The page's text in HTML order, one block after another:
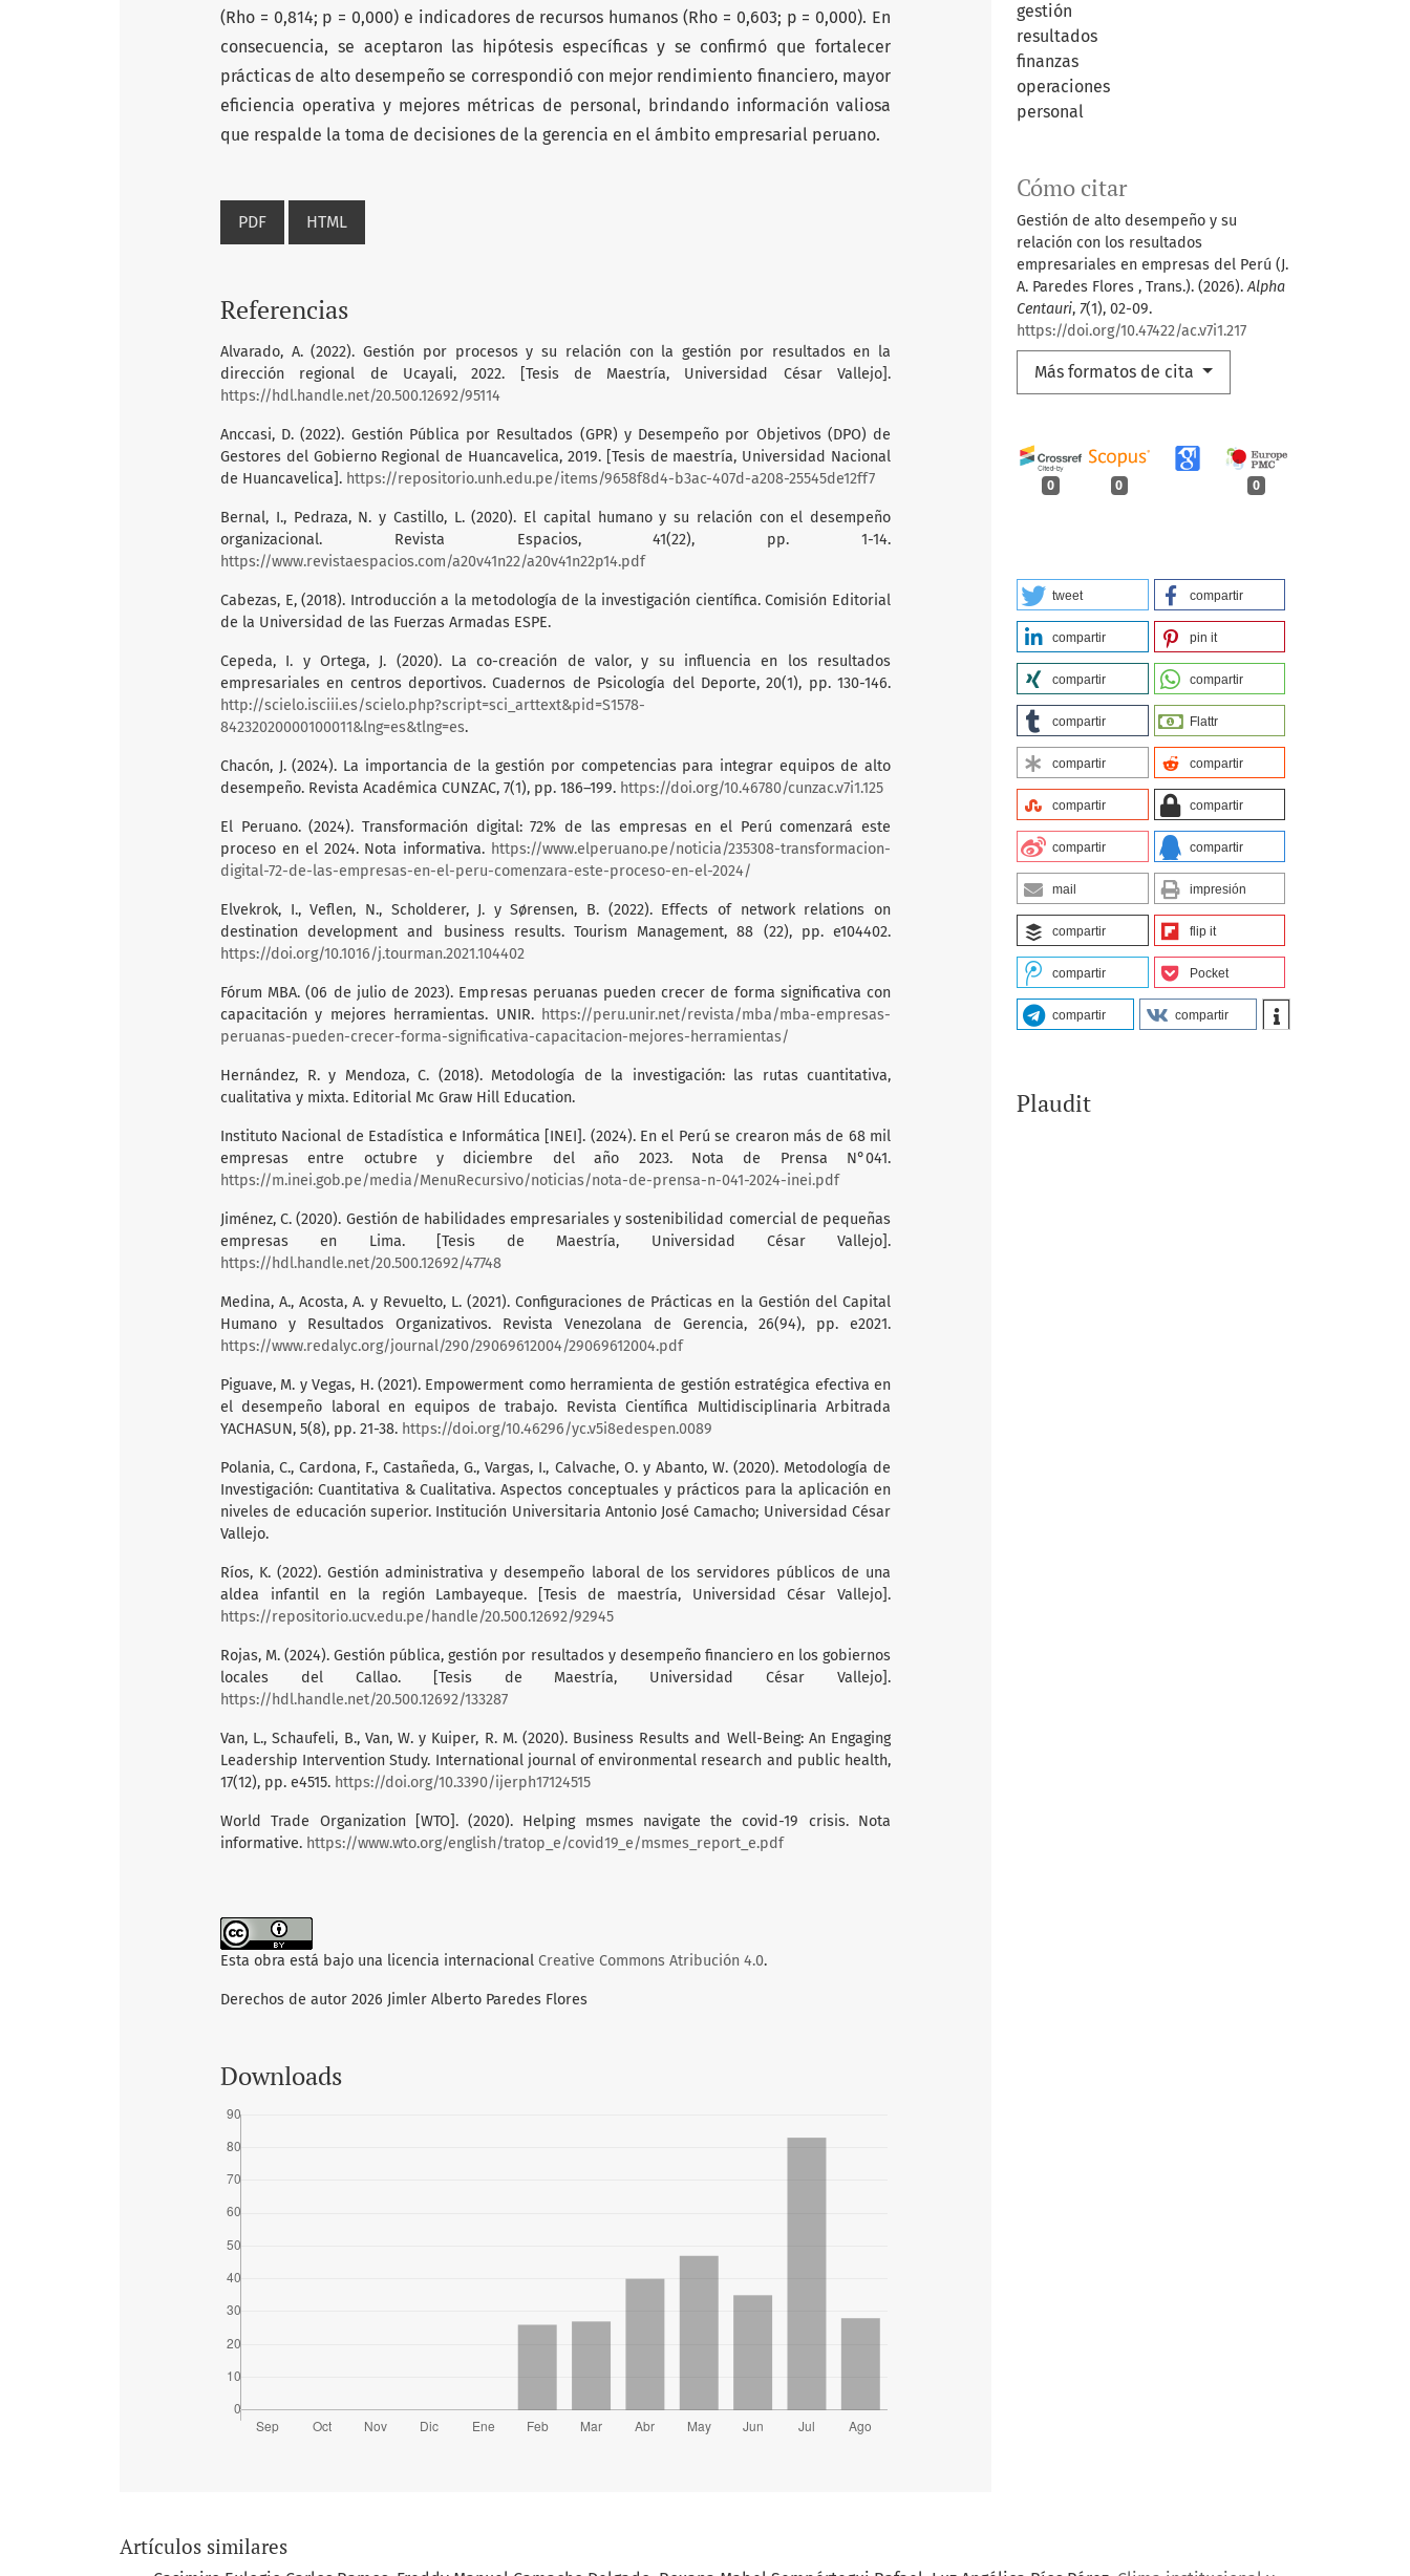
gestión
resultados
finanzas
operaciones
personal
Cómo citar
Gestión de alto desempeño y su
relación con los resultados
empresariales en empresas del Perú (J.
A. Paredes Flores , Trans.). (2026).Alpha
Centauri, 7(1), 02-09.
https://doi.org/10.47422/ac.v7i1.217
Más formatos de cita
0 0 0
tweet compartir
compartir pin it
compartir compartir
compartir Flattr
compartir compartir
compartir compartir
compartir compartir
mail impresión
compartir flip it
compartir Pocket
compartir compartir
Plaudit
(Rho = 0,814; p = 0,000) e indicadores de recursos humanos (Rho = 0,603; p = 0,000). En
consecuencia, se aceptaron las hipótesis específicas y se confirmó que fortalecer
prácticas de alto desempeño se correspondió con mejor rendimiento financiero, mayor
eficiencia operativa y mejores métricas de personal, brindando información valiosa
que respalde la toma de decisiones de la gerencia en el ámbito empresarial peruano.
PDF HTML
Referencias
Alvarado, A. (2022). Gestión por procesos y su relación con la gestión por resultados en la
dirección regional de Ucayali, 2022. [Tesis de Maestría, Universidad César Vallejo].
https://hdl.handle.net/20.500.12692/95114
Anccasi, D. (2022). Gestión Pública por Resultados (GPR) y Desempeño por Objetivos (DPO) de
Gestores del Gobierno Regional de Huancavelica, 2019. [Tesis de maestría, Universidad Nacional
de Huancavelica]. https://repositorio.unh.edu.pe/items/9658f8d4-b3ac-407d-a208-25545de12ff7
Bernal, I., Pedraza, N. y Castillo, L. (2020). El capital humano y su relación con el desempeño
organizacional. Revista Espacios, 41(22), pp. 1-14.
https://www.revistaespacios.com/a20v41n22/a20v41n22p14.pdf
Cabezas, E, (2018). Introducción a la metodología de la investigación científica. Comisión Editorial
de la Universidad de las Fuerzas Armadas ESPE.
Cepeda, I. y Ortega, J. (2020). La co-creación de valor, y su influencia en los resultados
empresariales en centros deportivos. Cuadernos de Psicología del Deporte, 20(1), pp. 130-146.
http://scielo.isciii.es/scielo.php?script=sci_arttext&pid=S1578-
84232020000100011&lng=es&tlng=es.
Chacón, J. (2024). La importancia de la gestión por competencias para integrar equipos de alto
desempeño. Revista Académica CUNZAC, 7(1), pp. 186–199. https://doi.org/10.46780/cunzac.v7i1.125
El Peruano. (2024). Transformación digital: 72% de las empresas en el Perú comenzará este
proceso en el 2024. Nota informativa. https://www.elperuano.pe/noticia/235308-transformacion-
digital-72-de-las-empresas-en-el-peru-comenzara-este-proceso-en-el-2024/
Elvekrok, I., Veflen, N., Scholderer, J. y Sørensen, B. (2022). Effects of network relations on
destination development and business results. Tourism Management, 88 (22), pp. e104402.
https://doi.org/10.1016/j.tourman.2021.104402
Fórum MBA. (06 de julio de 2023). Empresas peruanas pueden crecer de forma significativa con
capacitación y mejores herramientas. UNIR. https://peru.unir.net/revista/mba/mba-empresas-
peruanas-pueden-crecer-forma-significativa-capacitacion-mejores-herramientas/
Hernández, R. y Mendoza, C. (2018). Metodología de la investigación: las rutas cuantitativa,
cualitativa y mixta. Editorial Mc Graw Hill Education.
Instituto Nacional de Estadística e Informática [INEI]. (2024). En el Perú se crearon más de 68 mil
empresas entre octubre y diciembre del año 2023. Nota de Prensa N°041.
https://m.inei.gob.pe/media/MenuRecursivo/noticias/nota-de-prensa-n-041-2024-inei.pdf
Jiménez, C. (2020). Gestión de habilidades empresariales y sostenibilidad comercial de pequeñas
empresas en Lima. [Tesis de Maestría, Universidad César Vallejo].
https://hdl.handle.net/20.500.12692/47748
Medina, A., Acosta, A. y Revuelto, L. (2021). Configuraciones de Prácticas en la Gestión del Capital
Humano y Resultados Organizativos. Revista Venezolana de Gerencia, 26(94), pp. e2021.
https://www.redalyc.org/journal/290/29069612004/29069612004.pdf
Piguave, M. y Vegas, H. (2021). Empowerment como herramienta de gestión estratégica efectiva en
el desempeño laboral en equipos de trabajo. Revista Científica Multidisciplinaria Arbitrada
YACHASUN, 5(8), pp. 21-38. https://doi.org/10.46296/yc.v5i8edespen.0089
Polania, C., Cardona, F., Castañeda, G., Vargas, I., Calvache, O. y Abanto, W. (2020). Metodología de
Investigación: Cuantitativa & Cualitativa. Aspectos conceptuales y prácticos para la aplicación en
niveles de educación superior. Institución Universitaria Antonio José Camacho; Universidad César
Vallejo.
Ríos, K. (2022). Gestión administrativa y desempeño laboral de los servidores públicos de una
aldea infantil en la región Lambayeque. [Tesis de maestría, Universidad César Vallejo].
https://repositorio.ucv.edu.pe/handle/20.500.12692/92945
Rojas, M. (2024). Gestión pública, gestión por resultados y desempeño financiero en los gobiernos
locales del Callao. [Tesis de Maestría, Universidad César Vallejo].
https://hdl.handle.net/20.500.12692/133287
Van, L., Schaufeli, B., Van, W. y Kuiper, R. M. (2020). Business Results and Well-Being: An Engaging
Leadership Intervention Study. International journal of environmental research and public health,
17(12), pp. e4515. https://doi.org/10.3390/ijerph17124515
World Trade Organization [WTO]. (2020). Helping msmes navigate the covid-19 crisis. Nota
informative. https://www.wto.org/english/tratop_e/covid19_e/msmes_report_e.pdf
Esta obra está bajo una licencia internacional Creative Commons Atribución 4.0.
Derechos de autor 2026 Jimler Alberto Paredes Flores
Downloads
Artículos similares